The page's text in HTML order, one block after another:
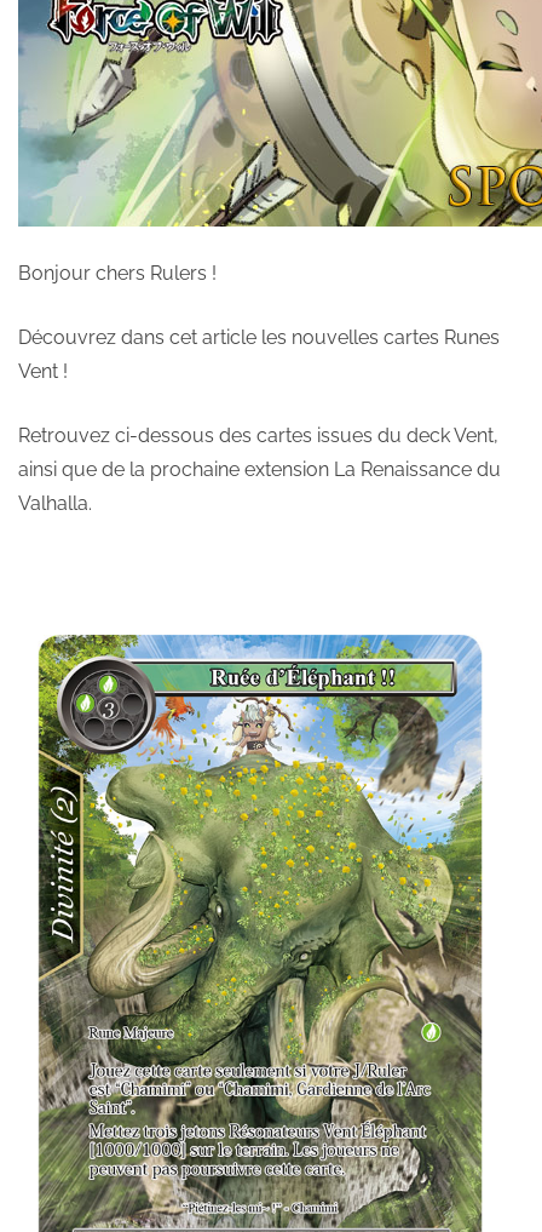
Bonjour chers Rulers !
Découvrez dans cet article les nouvelles cartes Runes
Vent !
Retrouvez ci-dessous des cartes issues du deck Vent,
ainsi que de la prochaine extension La Renaissance du
Valhalla.